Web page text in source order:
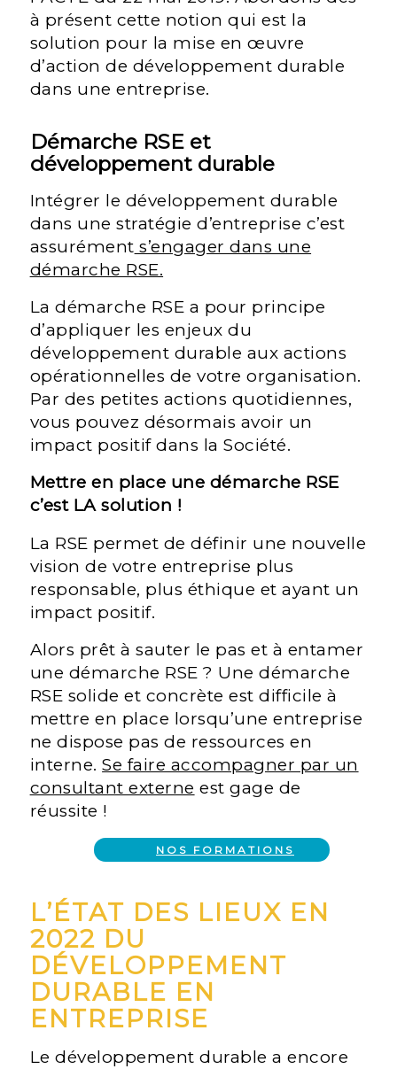
à présent cette notion qui est la
solution pour la mise en œuvre
d’action de développement durable
dans une entreprise.
Démarche RSE et
développement durable
Intégrer le développement durable
dans une stratégie d’entreprise c’est
assurément s’engager dans une
démarche RSE.
La démarche RSE a pour principe
d’appliquer les enjeux du
développement durable aux actions
opérationnelles de votre organisation.
Par des petites actions quotidiennes,
vous pouvez désormais avoir un
impact positif dans la Société.
Mettre en place une démarche RSE
c’est LA solution !
La RSE permet de définir une nouvelle
vision de votre entreprise plus
responsable, plus éthique et ayant un
impact positif.
Alors prêt à sauter le pas et à entamer
une démarche RSE ? Une démarche
RSE solide et concrète est difficile à
mettre en place lorsqu’une entreprise
ne dispose pas de ressources en
interne.Se faire accompagner par un
consultant externe est gage de
réussite !
NOS FORMATIONS
L’ÉTAT DES LIEUX EN
2022 DU
DÉVELOPPEMENT
DURABLE EN
ENTREPRISE
Le développement durable a encore